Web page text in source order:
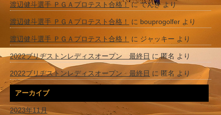
渡辺健斗選手 ＰＧＡプロテスト合格！にてんきより
渡辺健斗選手 ＰＧＡプロテスト合格！ に bouprogolfer より
渡辺健斗選手 ＰＧＡプロテスト合格！ に ジャッキー より
2022ブリヂストンレディスオープン 最終日 に匿名 より
2022ブリヂストンレディスオープン 最終日 に 匿名 より
アーカイブ
2023年11月